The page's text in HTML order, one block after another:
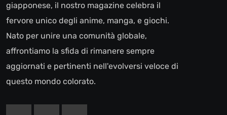
giapponese, il nostro magazine celebra il
fervore unico degli anime, manga, e giochi.
Nato per unire una comunità globale,
affrontiamo la sfida di rimanere sempre
aggiornati e pertinenti nell'evolversi veloce di
questo mondo colorato.